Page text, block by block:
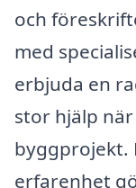
och
med
erbjuda en
stor hjälp
byggprojekt.
erfarenhet